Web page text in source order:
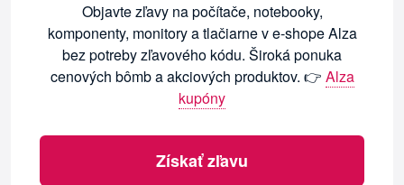
Objavte zľavy na počítače, notebooky,
komponenty, monitory a tlačiarne v e-shope Alza
bez potreby zľavového kódu. Široká ponuka
cenových bômb a akciových produktov. 👉 Alza
kupóny
Získať zľavu